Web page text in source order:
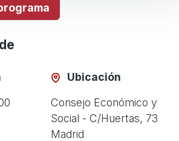
Ubicación
Consejo Económico y
Social - C/Huertas, 73
Madrid